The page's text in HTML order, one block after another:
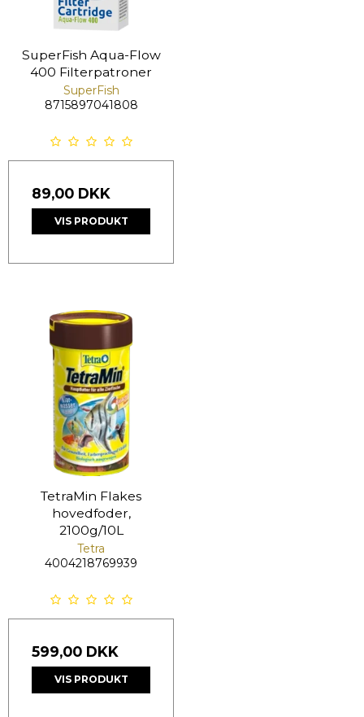
SuperFish Aqua-Flow
400 Filterpatroner
SuperFish
8715897041808
89,00 DKK
VIS PRODUKT
TetraMin Flakes
hovedfoder,
2100g/10L
Tetra
4004218769939
599,00 DKK
VIS PRODUKT